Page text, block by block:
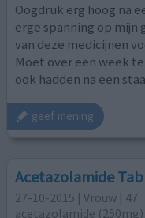
Oogdruk erg hoog na
erge spanning op mijn
van deze medicijnen
Moet over een week
ook hadden na een
geef mening
Acetazolamide
27-10-2015 | Vrouw | 47
acetazolamide (250mg)